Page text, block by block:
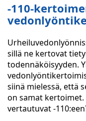
-110-
sillä ne kertovat
todennäköisyyden.
siinä mielessä, että
on samat
vertautuvat -